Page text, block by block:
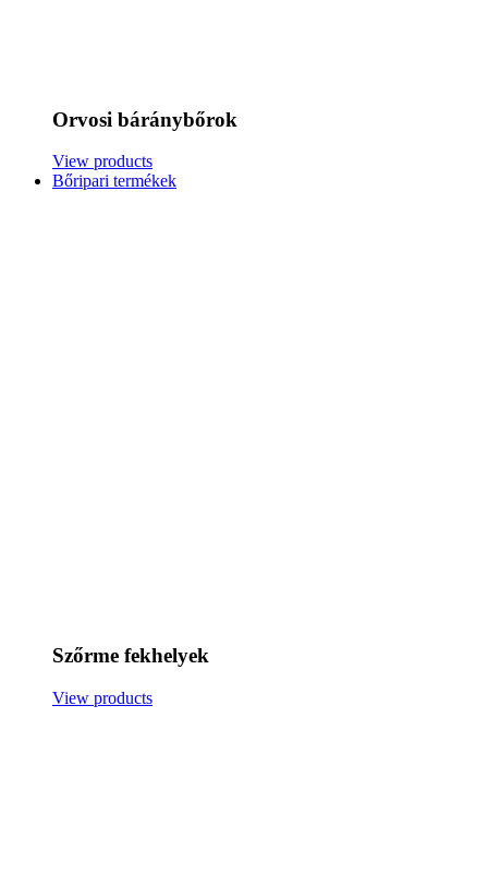
Orvosi báránybőrok
View products
Bőripari termékek
Szőrme fekhelyek
View products